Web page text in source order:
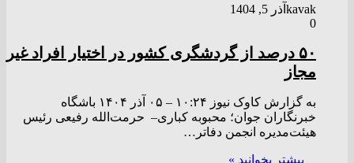
kavak آذر 5, 1404
0
۵۰ درصد از گردشگری کشور در اختیار افراد غیر
مجاز
به گزارش کاوک نیوز ۱۰:۲۴ – ۰۵ آذر ۱۴۰۴ باشگاه
خبرنگاران جوان؛ محبوبه کباری– حرمت‌الله رفیعی رئیس
هیئت‌مدیره انجمن دفاتر…
بیشتر بخوانید »